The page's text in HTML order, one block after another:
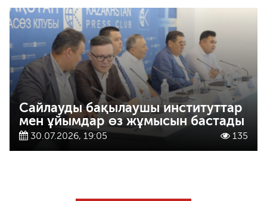
Сайлауды бақылаушы институттар
мен ұйымдар өз жұмысын бастады
30.07.2026, 19:05 135